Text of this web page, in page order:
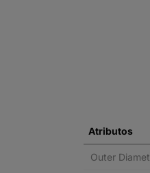
Atributos
Outer